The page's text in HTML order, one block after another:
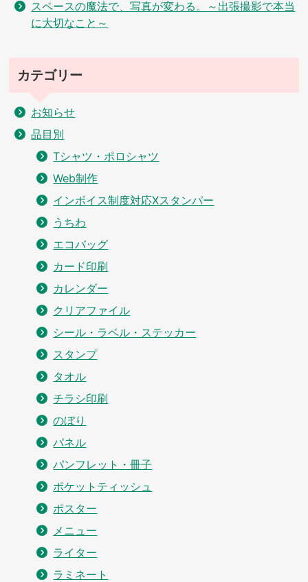
スペースの魔法で、写真が変わる。～出張撮影で本当
に大切なこと～
カテゴリー
お知らせ
品目別
Tシャツ・ポロシャツ
Web制作
インボイス制度対応Xスタンパー
うちわ
エコバッグ
カード印刷
カレンダー
クリアファイル
シール・ラベル・ステッカー
スタンプ
タオル
チラシ印刷
のぼり
パネル
パンフレット・冊子
ポケットティッシュ
ポスター
メニュー
ライター
ラミネート